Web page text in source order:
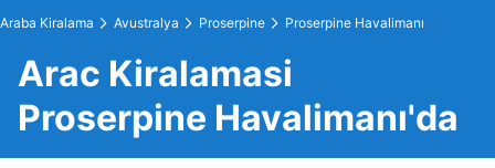
Araba Kiralama Avustralya Proserpine Proserpine Havalimanı
Arac Kiralamasi
Proserpine Havalimanı'da